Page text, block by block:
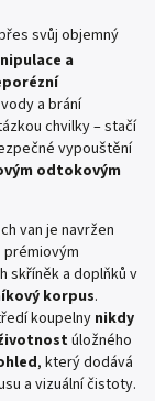
svůj objemný
a
a brání
chvilky – stačí
vypouštění
odtokovým
van je navržen
skříněk a doplňků v
korpus.
koupelny nikdy
úložného
, který dodává
a vizuální čistoty.